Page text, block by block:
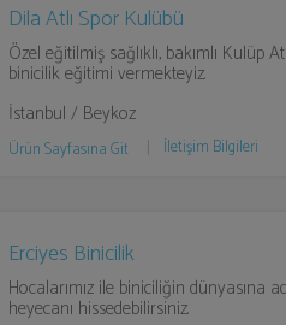
Dila Atlı Spor Kulübü
Özel eğitilmiş sağlıklı, bakımlı Kulüp
binicilik eğitimi vermekteyiz.
İstanbul / Beykoz
Ürün Sayfasına Git İletişim Bilgileri
Erciyes Binicilik
Hocalarımız ile biniciliğin dünyasına
heyecanı hissedebilirsiniz.